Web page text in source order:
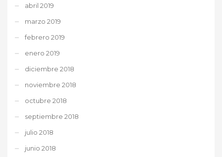
abril 2019
marzo 2019
febrero 2019
enero 2019
diciembre 2018
noviembre 2018
octubre 2018
septiembre 2018
julio 2018
junio 2018